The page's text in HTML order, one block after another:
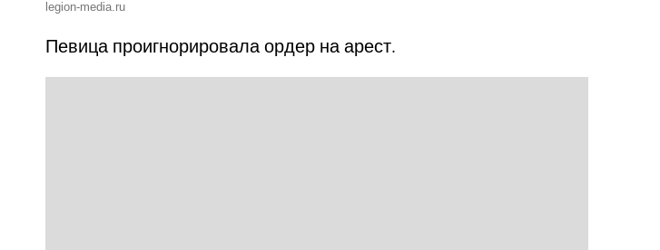
legion-media.ru
Певица проигнорировала ордер на арест.